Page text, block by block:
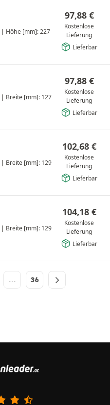
| Höhe [mm]: 227
97,88 €
Kostenlose
Lieferung
Lieferbar
| Breite [mm]: 127
97,88 €
Kostenlose
Lieferung
Lieferbar
| Breite [mm]: 129
102,68 €
Kostenlose
Lieferung
Lieferbar
| Breite [mm]: 129
104,18 €
Kostenlose
Lieferung
Lieferbar
… 36